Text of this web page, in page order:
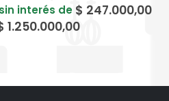
interés de $ 247.000,00
1.250.000,00